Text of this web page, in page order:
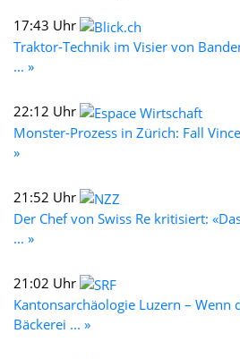
17:43 Uhr
Traktor-Technik im Visier von
... »
22:12 Uhr
Monster-Prozess in Zürich: Fall
»
21:52 Uhr
Der Chef von Swiss Re kritisiert:
... »
21:02 Uhr
Kantonsarchäologie Luzern –
Bäckerei ... »